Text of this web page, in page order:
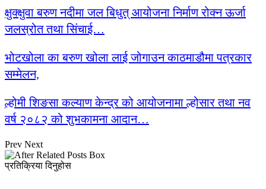
क्षुक्क्षुवा बरुण नदीमा जल बिधुत् आयोजना निर्माण रोक्न ऊर्जा
जलस्रोत तथा सिंचाई…
भोटखोला का बरुण खोला लाई जोगाउन काठमाडौमा पत्रकार
सम्मेलन,
ल्होमी शिङसा कल्याण केन्द्र को आयोजनामा ल्होसार तथा नव
वर्ष २०८२ को शुभकामना आदान…
Prev Next
प्रतिक्रिया दिनुहोस